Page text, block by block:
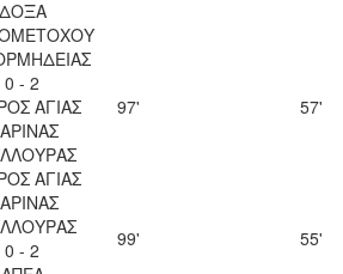
0 - 2
ΑΓΙΑΣ
97' 57'
ΑΓΙΑΣ
0 - 2
99' 55'